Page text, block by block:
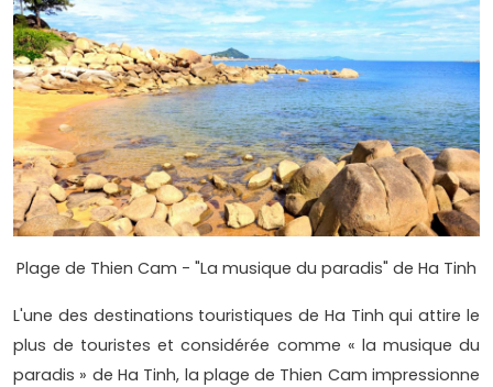
Plage de Thien Cam - "La musique du paradis" de Ha Tinh
L'une des destinations touristiques de Ha Tinh qui attire le
plus de touristes et considérée comme « la musique du
paradis » de Ha Tinh, la plage de Thien Cam impressionne